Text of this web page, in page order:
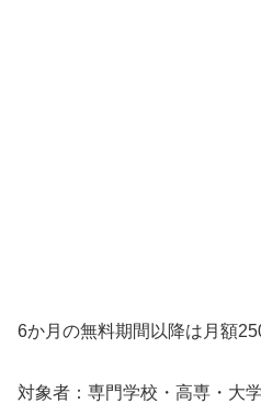
6か月の無料期間以降は月額
対象者：専門学校・高専・大